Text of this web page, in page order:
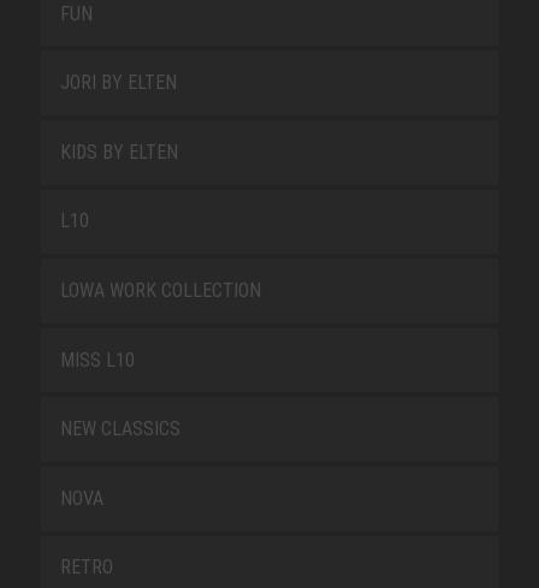
FUN
JORI BY ELTEN
KIDS BY ELTEN
L10
LOWA WORK COLLECTION
MISS L10
NEW CLASSICS
NOVA
RETRO